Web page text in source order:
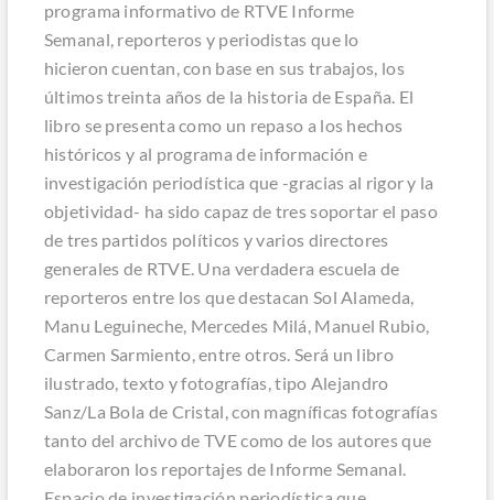
programa informativo de RTVE Informe
Semanal, reporteros y periodistas que lo
hicieron cuentan, con base en sus trabajos, los
últimos treinta años de la historia de España. El
libro se presenta como un repaso a los hechos
históricos y al programa de información e
investigación periodística que -gracias al rigor y la
objetividad- ha sido capaz de tres soportar el paso
de tres partidos políticos y varios directores
generales de RTVE. Una verdadera escuela de
reporteros entre los que destacan Sol Alameda,
Manu Leguineche, Mercedes Milá, Manuel Rubio,
Carmen Sarmiento, entre otros. Será un libro
ilustrado, texto y fotografías, tipo Alejandro
Sanz/La Bola de Cristal, con magníficas fotografías
tanto del archivo de TVE como de los autores que
elaboraron los reportajes de Informe Semanal.